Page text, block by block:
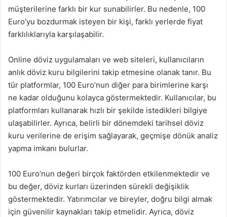
müşterilerine farklı bir kur sunabilirler. Bu nedenle, 100
Euro’yu bozdurmak isteyen bir kişi, farklı yerlerde fiyat
farklılıklarıyla karşılaşabilir.
Online döviz uygulamaları ve web siteleri, kullanıcıların
anlık döviz kuru bilgilerini takip etmesine olanak tanır. Bu
tür platformlar, 100 Euro’nun diğer para birimlerine karşı
ne kadar olduğunu kolayca göstermektedir. Kullanıcılar, bu
platformları kullanarak hızlı bir şekilde istedikleri bilgiye
ulaşabilirler. Ayrıca, belirli bir dönemdeki tarihsel döviz
kuru verilerine de erişim sağlayarak, geçmişe dönük analiz
yapma imkanı bulurlar.
100 Euro’nun değeri birçok faktörden etkilenmektedir ve
bu değer, döviz kurları üzerinden sürekli değişiklik
göstermektedir. Yatırımcılar ve bireyler, doğru bilgi almak
için güvenilir kaynakları takip etmelidir. Ayrıca, döviz